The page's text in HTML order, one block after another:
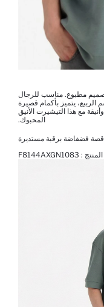
مطبوع. مناسب للرجال
يتميز بأكمام قصيرة
مع هذا التيشيرت الأنيق
المحبوك.
فضفاضة برقبة مستديرة
:
F8144AXGN1083